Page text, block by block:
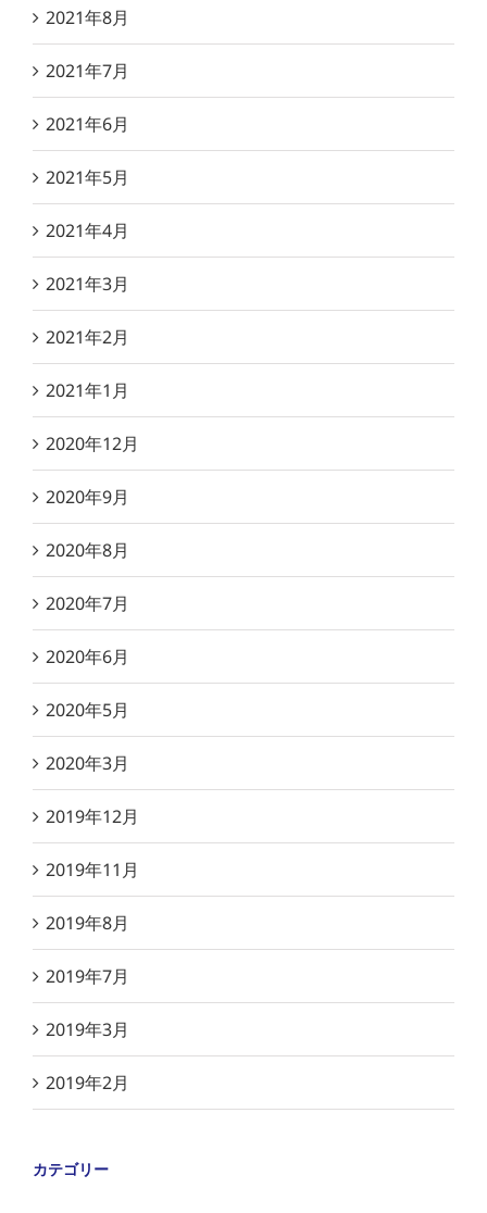
2021年8月
2021年7月
2021年6月
2021年5月
2021年4月
2021年3月
2021年2月
2021年1月
2020年12月
2020年9月
2020年8月
2020年7月
2020年6月
2020年5月
2020年3月
2019年12月
2019年11月
2019年8月
2019年7月
2019年3月
2019年2月
カテゴリー